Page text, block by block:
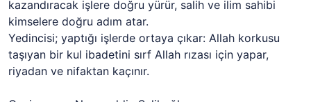
kazandıracak işlere doğru yürür, salih ve ilim sahibi
kimselere doğru adım atar.
Yedincisi; yaptığı işlerde ortaya çıkar: Allah korkusu
taşıyan bir kul ibadetini sırf Allah rızası için yapar,
riyadan ve nifaktan kaçınır.